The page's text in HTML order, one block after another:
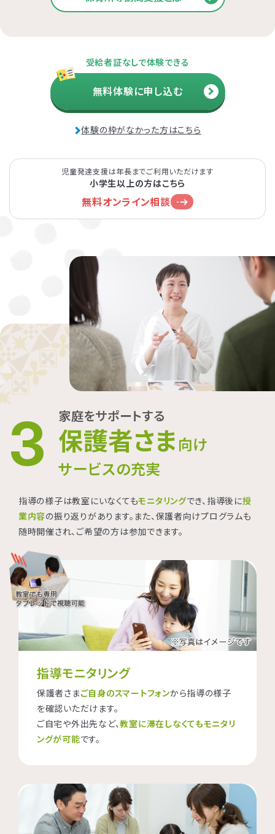
受給者証なしで体験できる
無料体験に申し込む
体験の枠がなかった方はこちら
児童発達支援は年長までご利用いただけます
小学生以上の方はこちら
無料オンライン相談
3 家庭をサポートする
保護者さま 向け
サービスの充実
指導の様子は教室にいなくてもモニタリングでき、指導後に授
業内容の振り返りがあります。また、保護者向けプログラムも
随時開催され、ご希望の方は参加できます。
指導モニタリング
保護者さまご自身のスマートフォンから指導の様子
を確認いただけます。
ご自宅や外出先など、教室に滞在しなくてもモニタリ
ングが可能です。